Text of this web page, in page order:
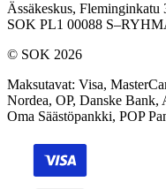
Ässäkeskus,
SOK PL1 00088
© SOK 2026
Maksutavat: Visa,
Nordea, OP, Danske Bank,
Oma Säästöpankki, POP